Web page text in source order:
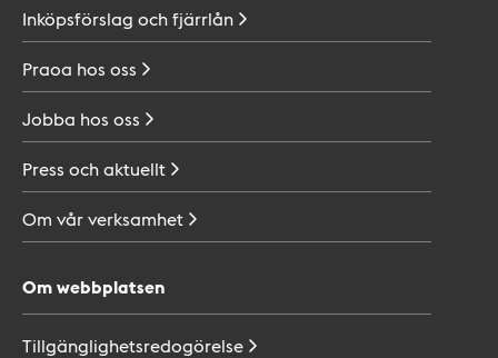
Inköpsförslag ochfjärrlån
Praoa hos oss
Jobba hos oss
Press ochaktuellt
Om vårverksamhet
Om webbplatsen
Tillgänglighetsredogörelse